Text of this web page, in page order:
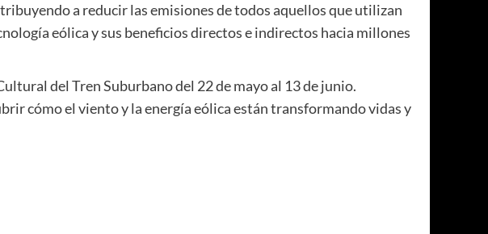
a reducir las emisiones de todos aquellos que utilizan
eólica y sus beneficios directos e indirectos hacia millones
del Tren Suburbano del 22 de mayo al 13 de junio.
cómo el viento y la energía eólica están transformando vidas y